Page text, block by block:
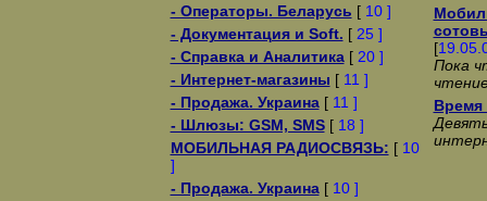
- Операторы. Беларусь [ 10 ]
- Документация и Soft. [ 25 ]
- Справка и Аналитика[ 20 ]
- Интернет-магазины [ 11 ]
- Продажа. Украина[ 11 ]
- Шлюзы: GSM, SMS[ 18 ]
МОБИЛЬНАЯ РАДИОСВЯЗЬ: [ 10
]
- Продажа. Украина[ 10 ]
[
Пока
Время